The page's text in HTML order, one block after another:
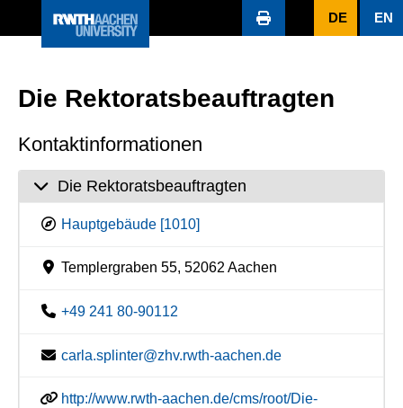
DE EN
Die Rektoratsbeauftragten
Kontaktinformationen
Die Rektoratsbeauftragten
Hauptgebäude [1010]
Templergraben 55, 52062 Aachen
+49 241 80-90112
carla.splinter@zhv.rwth-aachen.de
http://www.rwth-aachen.de/cms/root/Die-